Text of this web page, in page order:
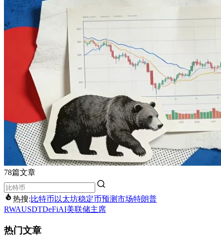
78篇文章
热搜:比特币 以太坊稳定币预测市场特朗普
RWAUSDTDeFiAI美联储主席
热门文章